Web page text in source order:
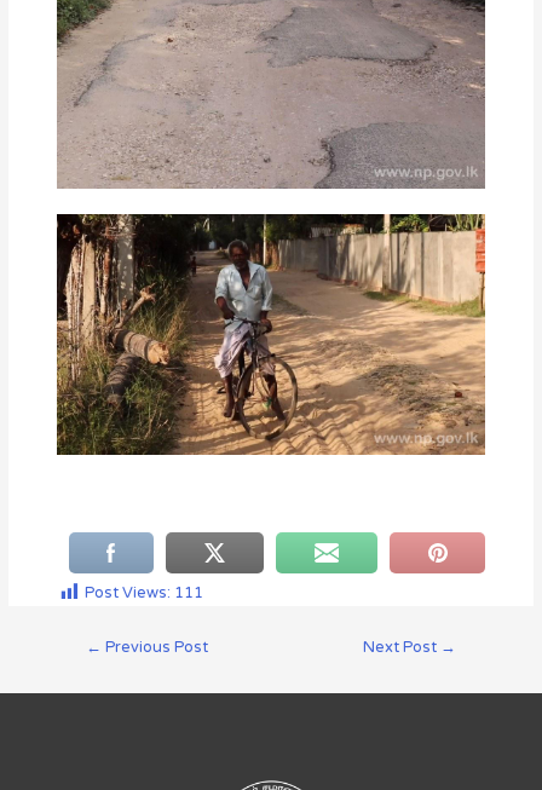
Post Views: 111
← Previous Post Next Post →